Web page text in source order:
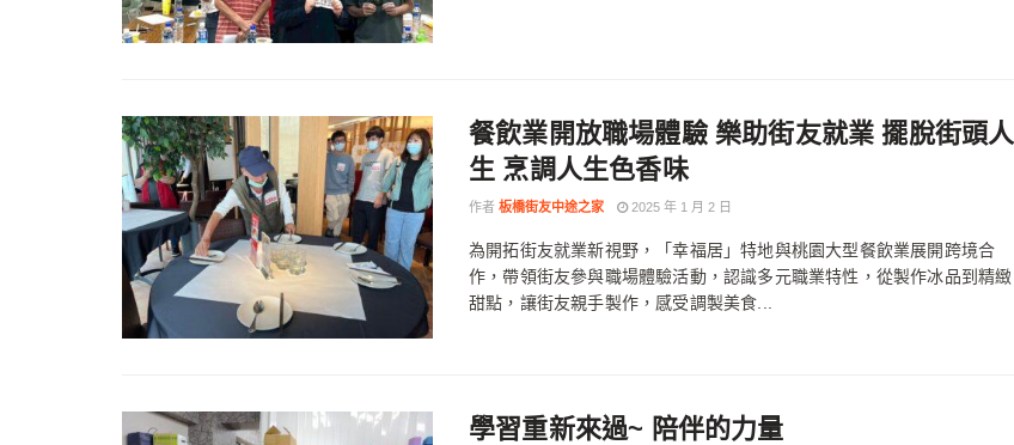
餐飲業開放職場體驗 樂助街友就業 擺脫街頭人
生 烹調人生色香味
作者 板橋街友中途之家 2025 年 1 月 2 日
為開拓街友就業新視野，「幸福居」特地與桃園大型餐飲業展開跨境合
作，帶領街友參與職場體驗活動，認識多元職業特性，從製作冰品到精緻
甜點，讓街友親手製作，感受調製美食...
學習重新來過~ 陪伴的力量